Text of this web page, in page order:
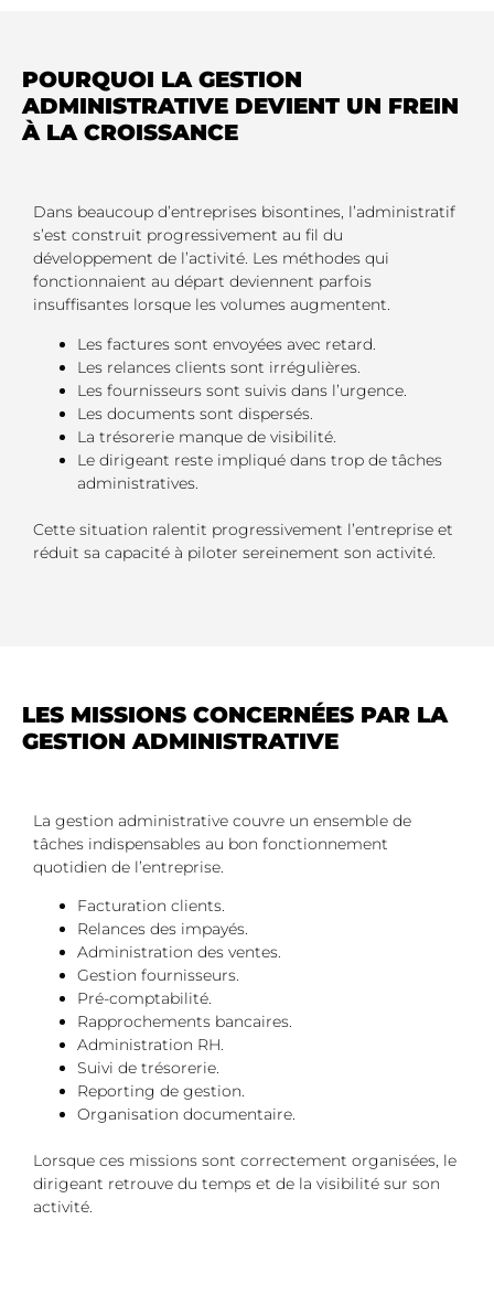
POURQUOI LA GESTION
ADMINISTRATIVE DEVIENT UN FREIN
À LA CROISSANCE
Dans beaucoup d’entreprises bisontines, l’administratif
s’est construit progressivement au fil du
développement de l’activité. Les méthodes qui
fonctionnaient au départ deviennent parfois
insuffisantes lorsque les volumes augmentent.
Les factures sont envoyées avec retard.
Les relances clients sont irrégulières.
Les fournisseurs sont suivis dans l’urgence.
Les documents sont dispersés.
La trésorerie manque de visibilité.
Le dirigeant reste impliqué dans trop de tâches
administratives.
Cette situation ralentit progressivement l’entreprise et
réduit sa capacité à piloter sereinement son activité.
LES MISSIONS CONCERNÉES PAR LA
GESTION ADMINISTRATIVE
La gestion administrative couvre un ensemble de
tâches indispensables au bon fonctionnement
quotidien de l’entreprise.
Facturation clients.
Relances des impayés.
Administration des ventes.
Gestion fournisseurs.
Pré-comptabilité.
Rapprochements bancaires.
Administration RH.
Suivi de trésorerie.
Reporting de gestion.
Organisation documentaire.
Lorsque ces missions sont correctement organisées, le
dirigeant retrouve du temps et de la visibilité sur son
activité.